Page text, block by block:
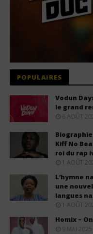
POPULAIRES
Vodun
le grand
6 AOÛT
Kiff No
roi du rap
1 AOÛT
L’hymne
une
langues
1 AOÛT
Homix –
9 MAI 2025